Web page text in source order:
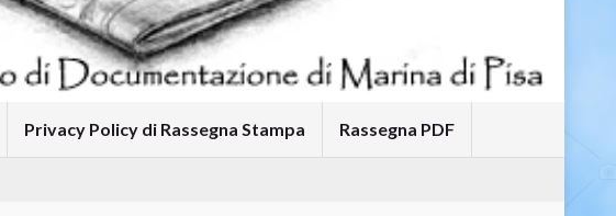
Privacy Policy di Rassegna Stampa Rassegna PDF